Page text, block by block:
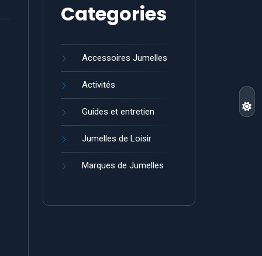
Categories
Accessoires Jumelles
Activités
Guides et entretien
Jumelles de Loisir
Marques de Jumelles